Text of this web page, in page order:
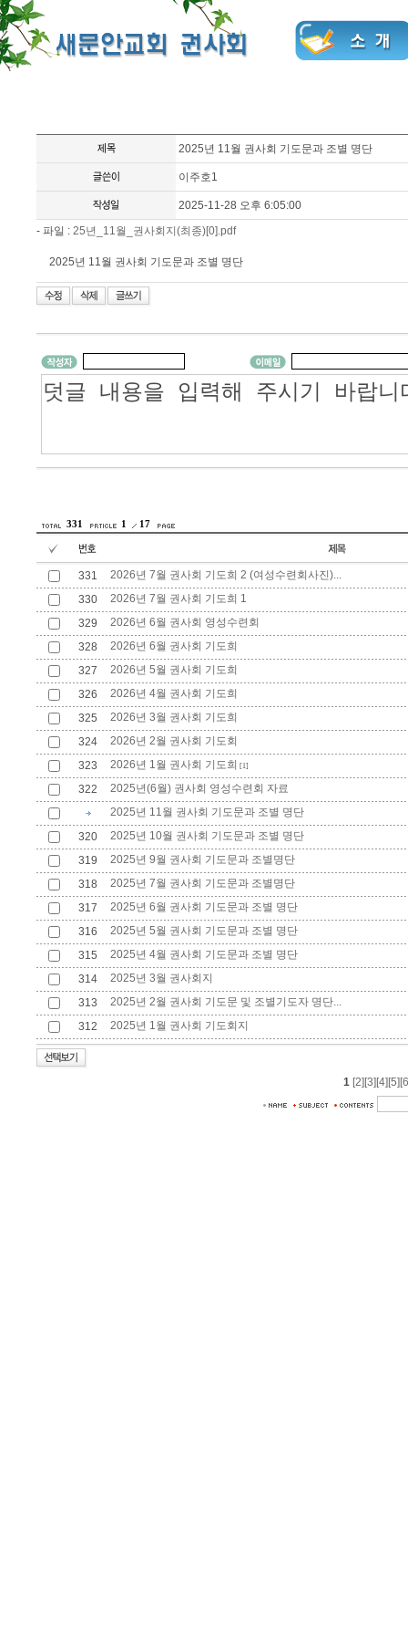
2025년 11월 권사회 기도문과 조별 명단
이주호1
2025-11-28 오후 6:05:00
- 파일 : 25년_11월_권사회지(최종)[0].pdf
2025년 11월 권사회 기도문과 조별 명단
331 1 17
331
2026년 7월 권사회 기도희 2 (여성수련회사진)...
330
2026년 7월 권사회 기도희 1
329
2026년 6월 권사회 영성수련회
328
2026년 6월 권사회 기도희
327
2026년 5월 권사회 기도희
326
2026년 4월 권사회 기도희
325
2026년 3월 권사회 기도희
324
2026년 2월 권사회 기도회
323
2026년 1월 권사회 기도희 [1]
322
2025년(6월) 권사회 영성수련회 자료
2025년 11월 권사회 기도문과 조별 명단
320
2025년 10월 권사회 기도문과 조별 명단
319
2025년 9월 권사회 기도문과 조별명단
318
2025년 7월 권사회 기도문과 조별명단
317
2025년 6월 권사회 기도문과 조별 명단
316
2025년 5월 권사회 기도문과 조별 명단
315
2025년 4월 권사회 기도문과 조별 명단
314
2025년 3월 권사회지
313
2025년 2월 권사회 기도문 및 조별기도자 명단...
312
2025년 1월 권사회 기도회지
1 [2] [3] [4] [5]